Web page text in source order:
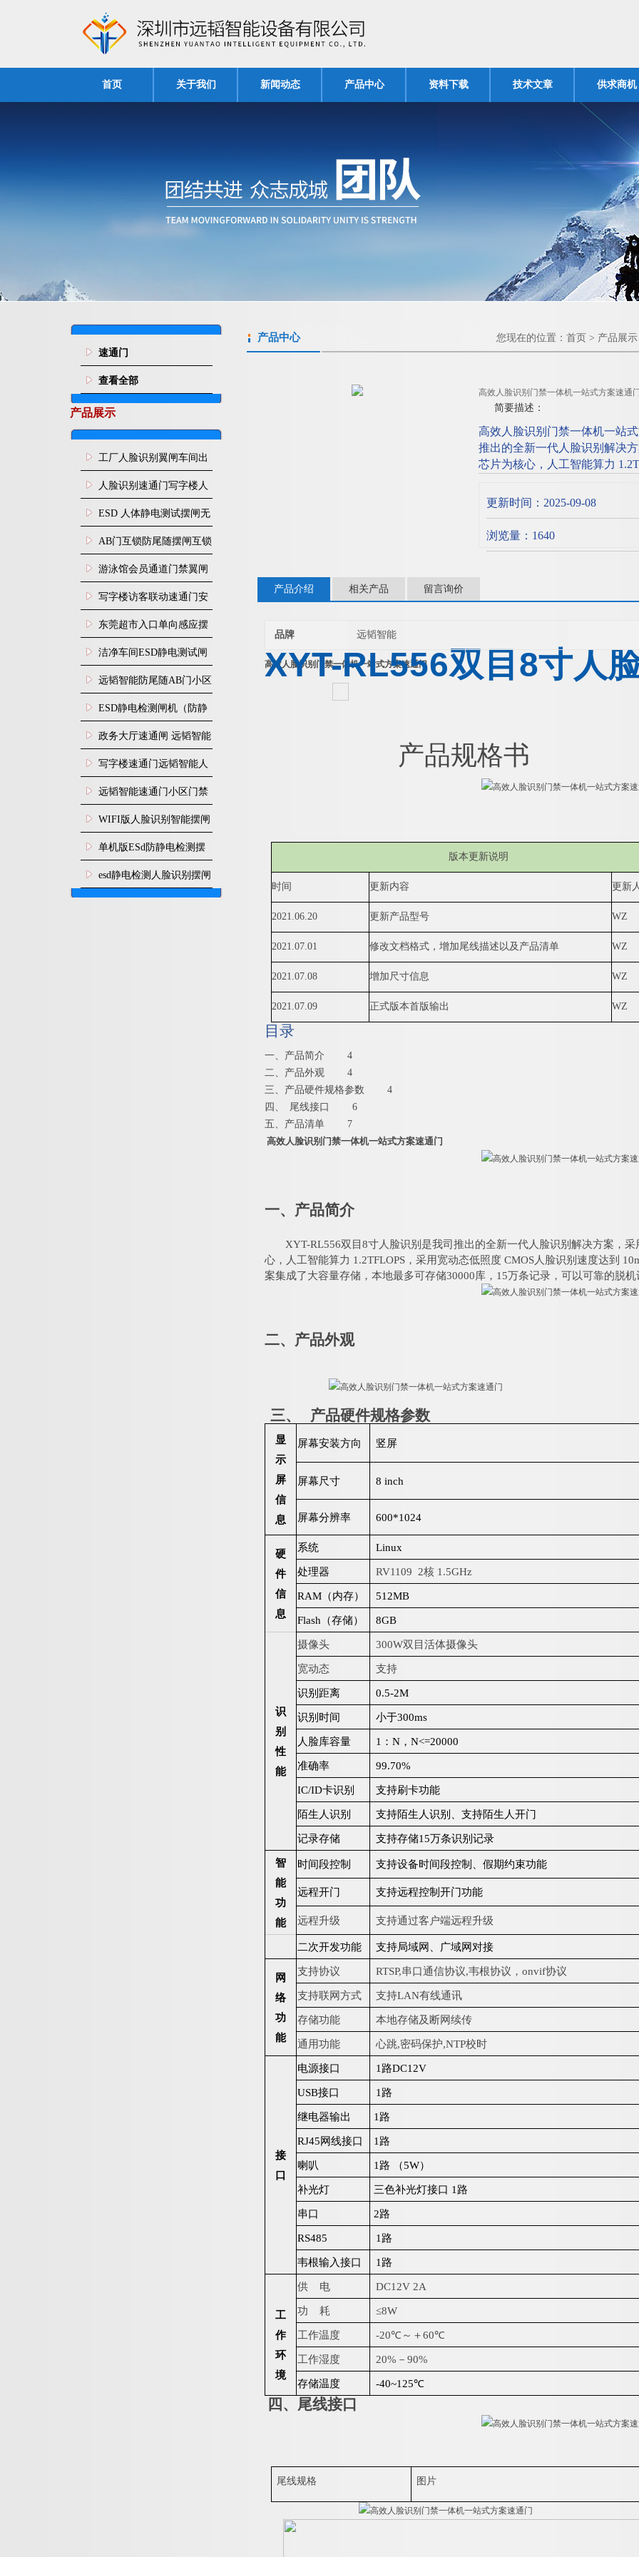
首页 关于我们 新闻动态 产品中心 资料下载 技术文章 供求商机
速通门
查看全部
产品展示
工厂人脸识别翼闸车间出
入口人行通道门禁
人脸识别速通门写字楼人
行通道闸门禁设备
ESD 人体静电测试摆闸无
尘车间防静电闸机
AB门互锁防尾随摆闸互锁
闸机
游泳馆会员通道门禁翼闸
写字楼访客联动速通门安
装
东莞超市入口单向感应摆
闸安装
洁净车间ESD静电测试闸
机
远韬智能防尾随AB门小区
门禁闸机安装
​ESD静电检测闸机（防静
电门禁通道系统）
政务大厅速通闸 远韬智能
防尾随静音速通门
写字楼速通门远韬智能人
脸识别快速通道闸
远韬智能速通门小区门禁
闸机食堂消费摆闸
WIFI版人脸识别智能摆闸
机
单机版ESd防静电检测摆
闸机
esd静电检测人脸识别摆闸
安装
产品中心 您现在的位置： 首页 > 产品展示
高效人脸识别门禁一体机一站式方案速通
简要描述：
高效人脸识别门禁一体机一站
推出的全新一代人脸识别解决
芯片为核心，人工智能算力
储，本地最多可存储30000库
更新时间：2025-09-08
浏览量：1640
产品介绍 相关产品 留言询价
品牌 远韬智能
高效人脸识别门禁一体机一站式方案速通门
XYT-RL556双 目 8寸人
产品规格书
版本更新说明
时间 更新内容 更新
2021.06.20 更新产品型号 WZ
2021.07.01 修改文档格式，增加尾线描述以及产品清单 WZ
2021.07.08 增加尺寸信息 WZ
2021.07.09 正式版本首版输出 WZ
目录
一、 产品简介
4
二、 产品外观
4
三、 产品硬件规格参数
4
四、
尾线接口
6
五、 产品清单
7
高效人脸识别门禁一体机一站式方案速通门
一、产品简介
XYT-RL556双 目8寸人脸识别是我司推出的全新一代人脸识别解决方案，
心，人工智能算力 1.2TFLOPS ，采用宽动态低照度 CMOS人脸识别速度达到
案集成了大容量存储，本地最多可存储30000库， 1 5万条记录， 可以可靠的脱机
二、产品外观
三、 产品硬件规格参数
显
示
屏
信
息
屏幕安装方向 竖屏
屏幕尺寸 8 inch
屏幕分辨率 600*1024
硬
件
信
息
系统 Linux
处理器 RV1109 2核 1.5GHz
RAM （内存） 512MB
Flash （存储） 8GB
识
别
性
能
摄像头 300W双 目活体摄像头
宽动态 支持
识别距离 0.5-2M
识别时间 小于300ms
人脸库容量 1 ：N ，N<=20000
准确率 99.70%
IC/ID卡识别 支持刷卡功能
陌生人识别 支持陌生人识别、支持陌生人开门
记录存储 支持存储15万条识别记录
智
能
功
能
时间段控制 支持设备时间段控制、假期约束功能
远程开门 支持远程控制开门功能
远程升级 支持通过客户端远程升级
二次开发功能 支持局域网、广域网对接
网
络
功
能
支持协议 RTSP,串口通信协议,韦根协议 ，onvif协议
支持联网方式 支持LAN有线通讯
存储功能 本地存储及断网续传
通用功能 心跳,密码保护,NTP校时
接
口
电源接口 1 路DC12V
USB接口 1 路
继电器输出 1 路
RJ45网线接口 1 路
喇叭 1 路 （5W）
补光灯 三色补光灯接口 1 路
串口 2路
RS485 1 路
韦根输入接口 1 路
工
作
环
境
供 电 DC12V 2A
功 耗 ≤8W
工作温度 -20℃ ～ ＋60℃
工作湿度 20% －90%
存储温度 -40~125℃
四、尾线接口
尾线规格 图片